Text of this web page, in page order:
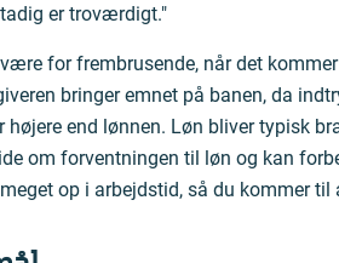
er troværdigt."
for frembrusende, når det
bringer emnet på banen, da
end lønnen. Løn bliver typisk
om forventningen til løn og kan
op i arbejdstid, så du kommer